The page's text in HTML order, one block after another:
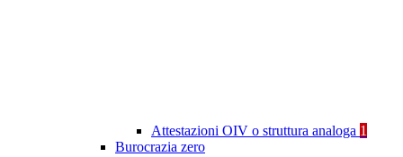
Attestazioni OIV o struttura analoga 1
Burocrazia zero